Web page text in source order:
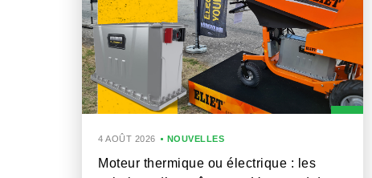
4 AOÛT 2026 NOUVELLES
Moteur thermique ou électrique : les